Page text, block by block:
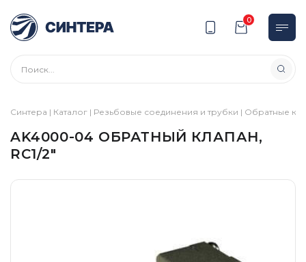
0
Синтера | Каталог | Резьбовые соединения и трубки | Обратные
AK4000-04 ОБРАТНЫЙ КЛАПАН,
RC1/2″